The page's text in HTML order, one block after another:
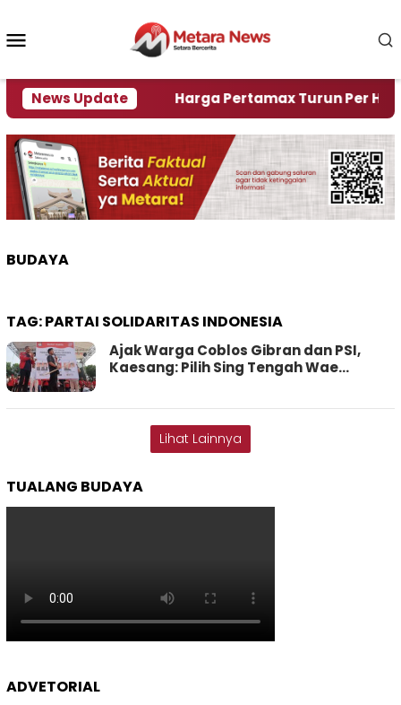
konten
News Update
Krisi Air Harga Pertamax Turun Per Hari Ini,
BUDAYA
TAG:PARTAI SOLIDARITAS INDONESIA
Ajak Warga Coblos Gibran dan PSI,
Kaesang: Pilih Sing Tengah Wae…
Lihat Lainnya
TUALANG BUDAYA
ADVETORIAL